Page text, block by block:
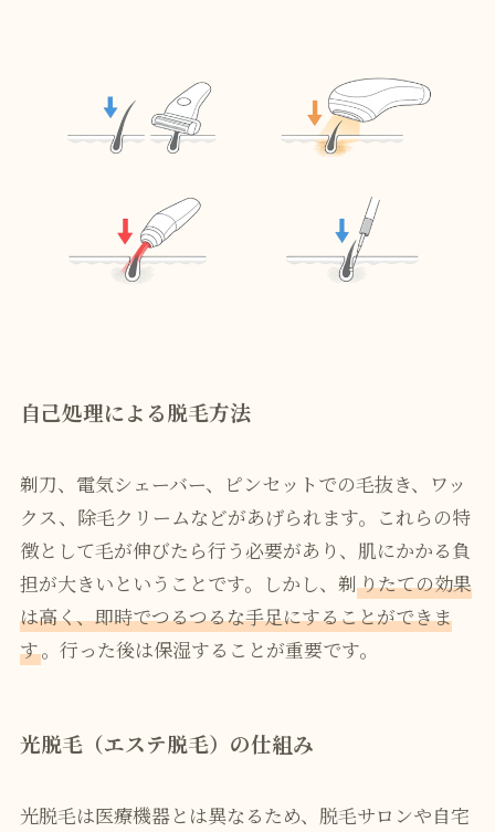
自己処理による脱毛方法
剃刀、電気シェーバー、ピンセットでの毛抜き、ワッ
クス、除毛クリームなどがあげられます。これらの特
徴として毛が伸びたら行う必要があり、肌にかかる負
担が大きいということです。しかし、剃りたての効果
は高く、即時でつるつるな手足にすることができま
す。行った後は保湿することが重要です。
光脱毛（エステ脱毛）の仕組み
光脱毛は医療機器とは異なるため、脱毛サロンや自宅